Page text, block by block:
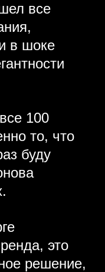
все
в шоке
100
то, что
буду
это
решение,